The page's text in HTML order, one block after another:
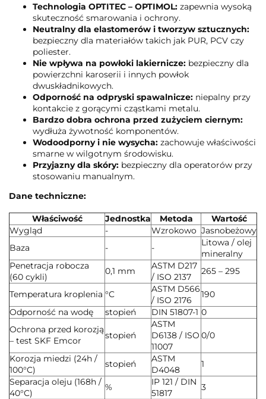
Technologia OPTITEC – OPTIMOL: zapewnia wysoką
skuteczność smarowania i ochrony.
Neutralny dla elastomerów i tworzyw sztucznych:
bezpieczny dla materiałów takich jak PUR, PCV czy
poliester.
Nie wpływa na powłoki lakiernicze: bezpieczny dla
powierzchni karoserii i innych powłok
dwuskładnikowych.
Odporność na odpryski spawalnicze: niepalny przy
kontakcie z gorącymi cząstkami metalu.
Bardzo dobra ochrona przed zużyciem ciernym:
wydłuża żywotność komponentów.
Wodoodporny i nie wysycha: zachowuje właściwości
smarne w wilgotnym środowisku.
Przyjazny dla skóry: bezpieczny dla operatorów przy
stosowaniu manualnym.
Dane techniczne:
Właściwość Jednostka Metoda
Wartość
Wygląd
- Wzrokowo Jasnobeżowy
Baza
- -
Litowa / olej
mineralny
Penetracja robocza
(60 cykli)
0,1 mm
ASTM D217
/ ISO 2137
265 – 295
Temperatura kroplenia °C
ASTM D566
/ ISO 2176
190
Odporność na wodę
stopień DIN 51807-1 0
Ochrona przed korozją
– test SKF Emcor
stopień
ASTM
D6138 / ISO
11007
0/0
Korozja miedzi (24h /
100°C)
stopień
ASTM
D4048
1
Separacja oleju (168h /
40°C)
%
IP 121 / DIN
51817
3